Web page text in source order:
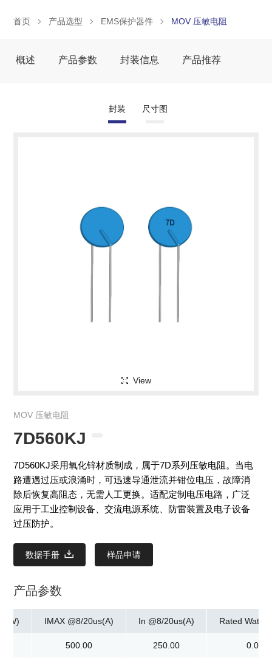
首页 产品选型 EMS保护器件 MOV 压敏电阻
概述 产品参数 封装信息 产品推荐
封装 尺寸图
View
MOV 压敏电阻
7D560KJ
7D560KJ采用氧化锌材质制成，属于7D系列压敏电阻。当电
路遭遇过压或浪涌时，可迅速导通泄流并钳位电压，故障消
除后恢复高阻态，无需人工更换。适配定制电压电路，广泛
应用于工业控制设备、交流电源系统、防雷装置及电子设备
过压防护。
数据手册 样品申请
产品参数
IMAX @8/20us(A)
500.00
In @8/20us(A)
250.00
Rated
0.02